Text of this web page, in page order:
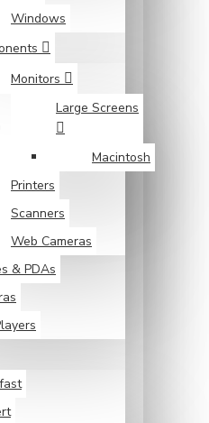
Windows
Monitors
Large Screens
Macintosh
Printers
Scanners
Web Cameras
& PDAs